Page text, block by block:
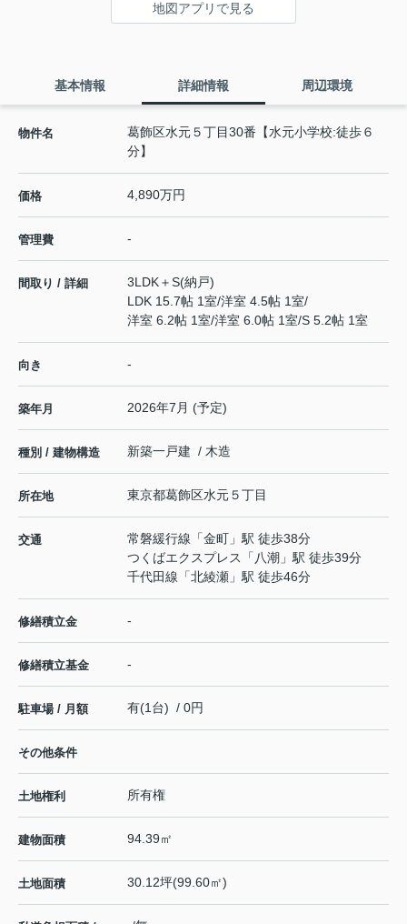
地図アプリで見る
基本情報 詳細情報 周辺環境
物件名
葛飾区水元５丁目30番【水元小学校:徒歩６
分】
価格 4,890万円
管理費 -
間取り / 詳細
3LDK＋S(納戸)
LDK 15.7帖 1室/洋室 4.5帖 1室/
洋室 6.2帖 1室/洋室 6.0帖 1室/S 5.2帖 1室
向き -
築年月 2026年7月 (予定)
種別 / 建物構造 新築一戸建 / 木造
所在地 東京都葛飾区水元５丁目
交通 常磐緩行線 「金町 」駅 徒歩38分
つくばエクスプレス
「 八潮 」駅 徒歩39分
千代田線 「北綾瀬 」駅 徒歩46分
修繕積立金 -
修繕積立基金 -
駐車場 / 月額 有(1台) / 0円
その他条件
土地権利 所有権
建物面積 94.39㎡
土地面積 30.12坪(99.60㎡)